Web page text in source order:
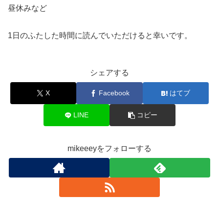
昼休みなど
1日のふたした時間に読んでいただけると幸いです。
シェアする
X Facebook はてブ
LINE コピー
mikeeeyをフォローする